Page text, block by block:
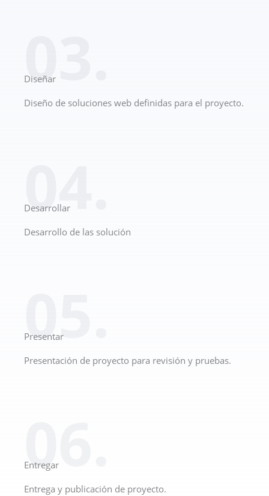
03.
Diseñar
Diseño de soluciones web definidas para el proyecto.
04.
Desarrollar
Desarrollo de las solución
05.
Presentar
Presentación de proyecto para revisión y pruebas.
06.
Entregar
Entrega y publicación de proyecto.